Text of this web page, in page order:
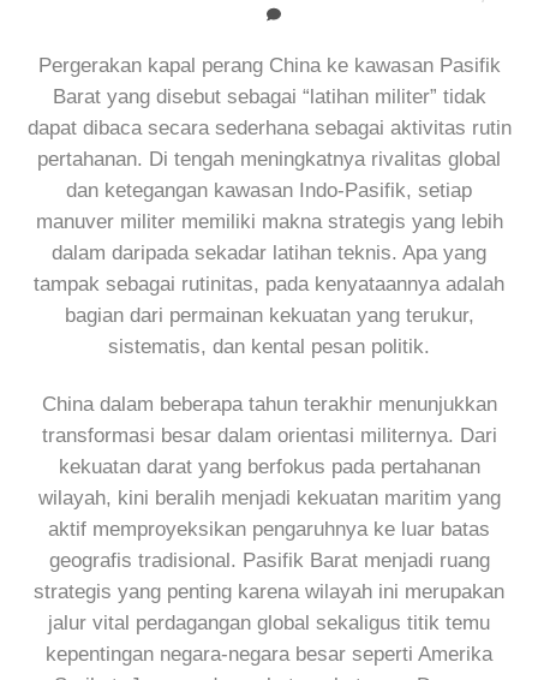
Pergerakan kapal perang China ke kawasan Pasifik
Barat yang disebut sebagai “latihan militer” tidak
dapat dibaca secara sederhana sebagai aktivitas rutin
pertahanan. Di tengah meningkatnya rivalitas global
dan ketegangan kawasan Indo-Pasifik, setiap
manuver militer memiliki makna strategis yang lebih
dalam daripada sekadar latihan teknis. Apa yang
tampak sebagai rutinitas, pada kenyataannya adalah
bagian dari permainan kekuatan yang terukur,
sistematis, dan kental pesan politik.
China dalam beberapa tahun terakhir menunjukkan
transformasi besar dalam orientasi militernya. Dari
kekuatan darat yang berfokus pada pertahanan
wilayah, kini beralih menjadi kekuatan maritim yang
aktif memproyeksikan pengaruhnya ke luar batas
geografis tradisional. Pasifik Barat menjadi ruang
strategis yang penting karena wilayah ini merupakan
jalur vital perdagangan global sekaligus titik temu
kepentingan negara-negara besar seperti Amerika